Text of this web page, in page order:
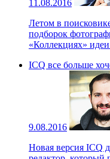
11.08.2016
Летом в
подборок
«Коллекциях»
ICQ все больше
9.08.2016
Новая версия ICQ